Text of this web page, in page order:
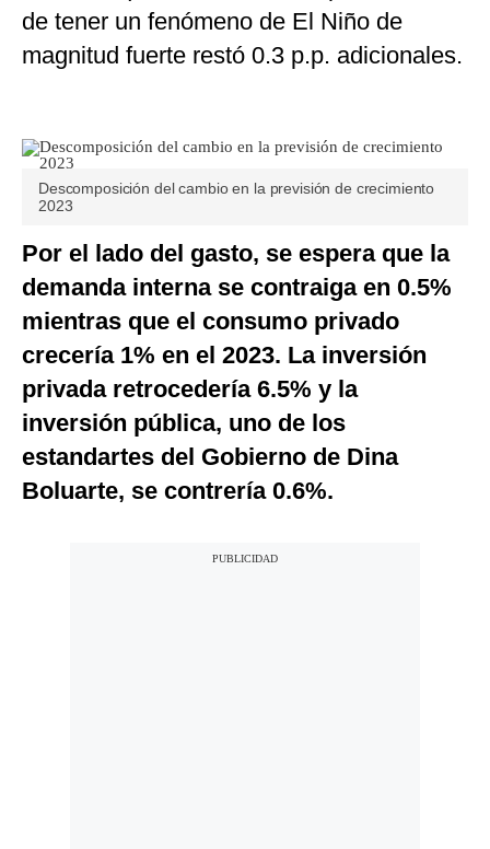
de tener un fenómeno de El Niño de
magnitud fuerte restó 0.3 p.p. adicionales.
Descomposición del cambio en la previsión de crecimiento
2023
Por el lado del gasto, se espera que la
demanda interna se contraiga en 0.5%
mientras que el consumo privado
crecería 1% en el 2023. La inversión
privada retrocedería 6.5% y la
inversión pública, uno de los
estandartes del Gobierno de Dina
Boluarte, se contrería 0.6%.